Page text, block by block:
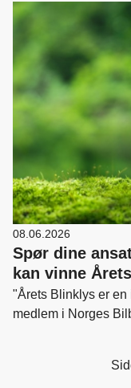
servicemarkedsledere. I august starter vi opp med det
08.06.2026
Spør dine
kan vinne
"Årets Blinklys er
medlem i Norges